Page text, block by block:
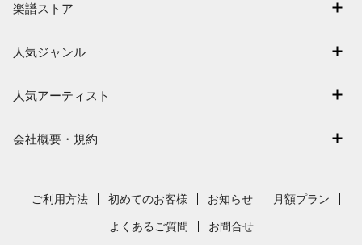
退会はこちら
楽譜ストア
難易度別に探す
まもなく配信
人気ジャンル
保育
発表会
人気アーティスト
新沢としひこ
会社概要・規約
採用情報
ご利用方法 初めてのお客様 お知らせ 月額プラン
よくあるご質問 お問合せ